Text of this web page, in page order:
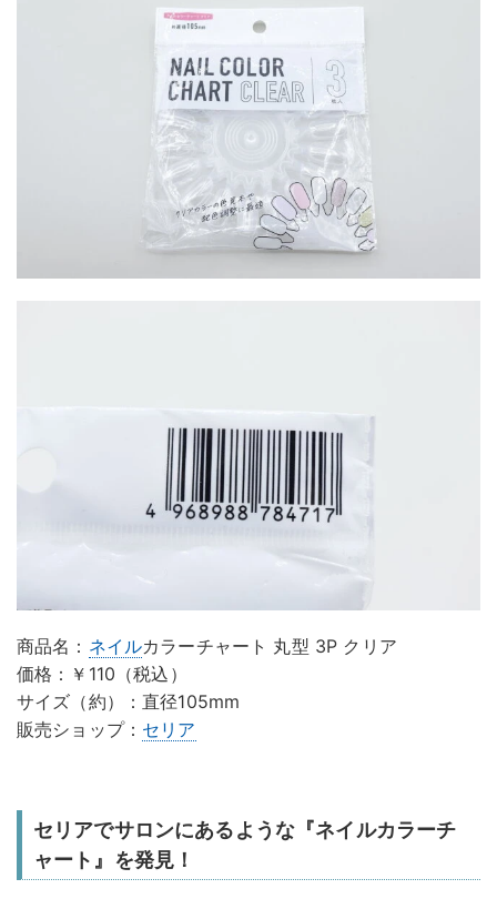
商品名： ネイルカラーチャート 丸型 3P クリア
価格：￥110（税込）
サイズ（約）：直径105mm
販売ショップ： セリア
セリアでサロンにあるような『ネイルカラーチ
ャート』を発見！